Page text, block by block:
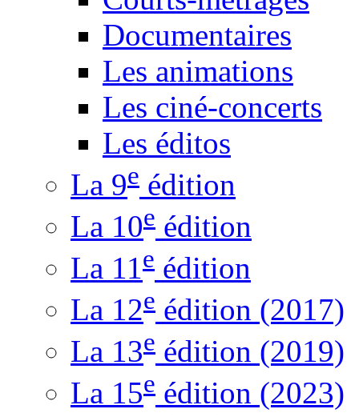
Documentaires
Les animations
Les ciné-concerts
Les éditos
La 9e édition
La 10e édition
La 11e édition
La 12e édition (2017)
La 13e édition (2019)
La 15e édition (2023)